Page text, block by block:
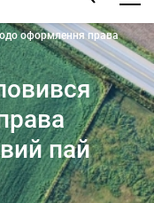
оформлення права
пай